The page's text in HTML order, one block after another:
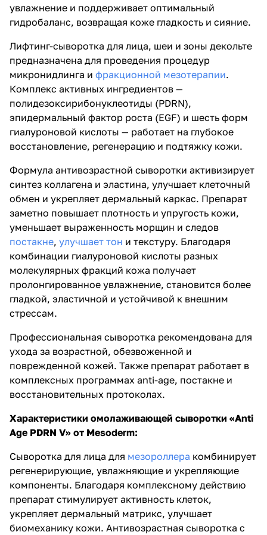
увлажнение и поддерживает оптимальный
гидробаланс, возвращая коже гладкость и сияние.
Лифтинг-сыворотка для лица, шеи и зоны декольте
предназначена для проведения процедур
микронидлинга и фракционной мезотерапии.
Комплекс активных ингредиентов —
полидезоксирибонуклеотиды (PDRN),
эпидермальный фактор роста (EGF) и шесть форм
гиалуроновой кислоты — работает на глубокое
восстановление, регенерацию и подтяжку кожи.
Формула антивозрастной сыворотки активизирует
синтез коллагена и эластина, улучшает клеточный
обмен и укрепляет дермальный каркас. Препарат
заметно повышает плотность и упругость кожи,
уменьшает выраженность морщин и следов
постакне, улучшает тон и текстуру. Благодаря
комбинации гиалуроновой кислоты разных
молекулярных фракций кожа получает
пролонгированное увлажнение, становится более
гладкой, эластичной и устойчивой к внешним
стрессам.
Профессиональная сыворотка рекомендована для
ухода за возрастной, обезвоженной и
поврежденной кожей. Также препарат работает в
комплексных программах anti-age, постакне и
восстановительных протоколах.
Характеристики омолаживающей сыворотки «Anti
Age PDRN V» от Mesoderm:
Сыворотка для лица для мезороллера комбинирует
регенерирующие, увлажняющие и укрепляющие
компоненты. Благодаря комплексному действию
препарат стимулирует активность клеток,
укрепляет дермальный матрикс, улучшает
биомеханику кожи. Антивозрастная сыворотка с